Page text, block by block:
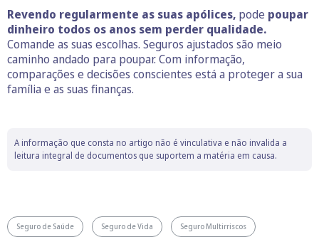
Revendo regularmente as suas apólices, pode poupar
dinheiro todos os anos sem perder qualidade.
Comande as suas escolhas. Seguros ajustados são meio
caminho andado para poupar. Com informação,
comparações e decisões conscientes está a proteger a sua
família e as suas finanças.
A informação que consta no artigo não é vinculativa e não invalida a
leitura integral de documentos que suportem a matéria em causa.
Seguro de Saúde Seguro de Vida Seguro Multirriscos